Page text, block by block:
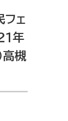
ェ
年
高槻